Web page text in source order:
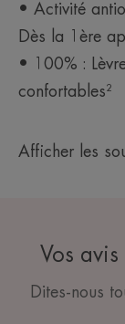
• Activité
Dès la 1ère
• 100% :
confortables²
Afficher les
Vos
Dites-nous